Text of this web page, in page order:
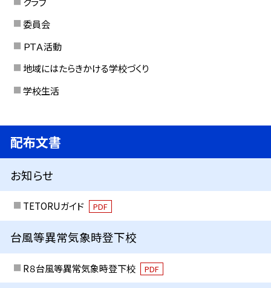
委員会
ＰＴＡ活動
地域にはたらきかける学校づくり
学校生活
配布文書
お知らせ
TETORUガイド PDF
台風等異常気象時登下校
R８台風等異常気象時登下校 PDF